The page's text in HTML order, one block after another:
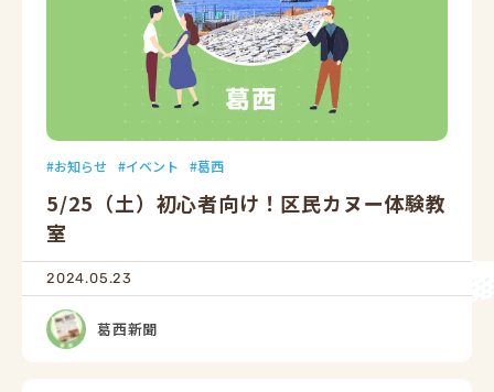
お知らせ イベント 葛西
5/25（土）初心者向け！区民カヌー体験教
室
2024.05.23
葛西新聞